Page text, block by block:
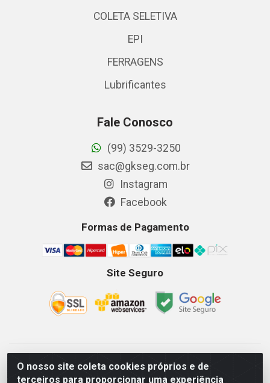
O nosso site coleta cookies próprios e de
terceiros para proporcionar uma experiência
COLETA SELETIVA
EPI
FERRAGENS
Lubrificantes
Fale Conosco
(99) 3529-3250
sac@gkseg.com.br
Instagram
Facebook
Formas de Pagamento
Site Seguro
GKSEG EPI Maquinas e Equipamentos LTDA - Av. Getulio
Vargas, 2066 Centro, Imperatriz/MA - CEP 65.903-280 - CNPJ